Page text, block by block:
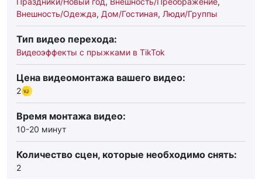
Внешность/Одежда, Дом/Гостиная, Люди/Группы
Тип видео перехода:
Видеоэффекты с прыжками в TikTok
Цена видеомонтажа вашего видео:
2
Время монтажа видео:
10-20 минут
Количество сцен, которые необходимо снять:
2